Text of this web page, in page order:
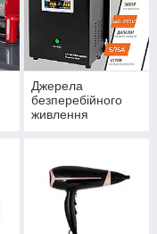
Джерела
безперебійного
живлення